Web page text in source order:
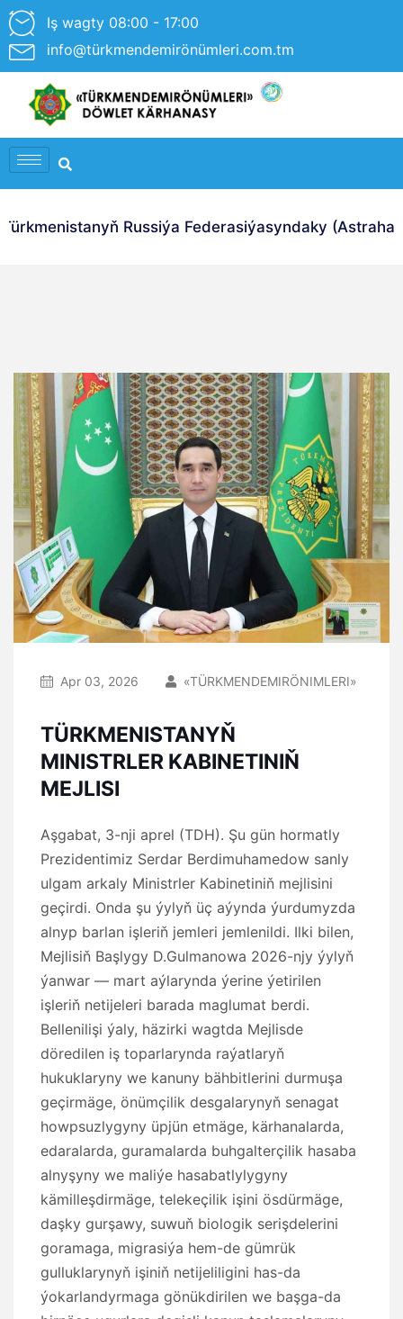
Iş wagty 08:00 - 17:00
info@türkmendemirönümleri.com.tm
Russiýa Federasiýasyndaky
Apr 03, 2026 «TÜRKMENDEMIRÖNIMLERI»
TÜRKMENISTANYŇ
MINISTRLER KABINETINIŇ
MEJLISI
Aşgabat, 3-nji aprel (TDH). Şu gün hormatly
Prezidentimiz Serdar Berdimuhamedow sanly
ulgam arkaly Ministrler Kabinetiniň mejlisini
geçirdi. Onda şu ýylyň üç aýynda ýurdumyzda
alnyp barlan işleriň jemleri jemlenildi. Ilki bilen,
Mejlisiň Başlygy D.Gulmanowa 2026-njy ýylyň
ýanwar — mart aýlarynda ýerine ýetirilen
işleriň netijeleri barada maglumat berdi.
Bellenilişi ýaly, häzirki wagtda Mejlisde
döredilen iş toparlarynda raýatlaryň
hukuklaryny we kanuny bähbitlerini durmuşa
geçirmäge, önümçilik desgalarynyň senagat
howpsuzlygyny üpjün etmäge, kärhanalarda,
edaralarda, guramalarda buhgalterçilik hasaba
alnyşyny we maliýe hasabatlylygyny
kämilleşdirmäge, telekeçilik işini ösdürmäge,
daşky gurşawy, suwuň biologik serişdelerini
goramaga, migrasiýa hem-de gümrük
gulluklarynyň işiniň netijeliligini has-da
ýokarlandyrmaga gönükdirilen we başga-da